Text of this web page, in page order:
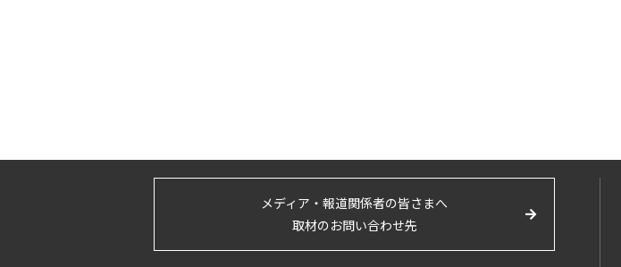
メディア・報道関係者の皆さまへ
取材のお問い合わせ先